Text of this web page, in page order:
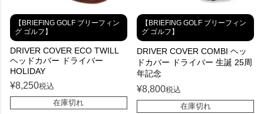
【BRIEFING GOLF ブリーフィン
グ ゴルフ】
DRIVER COVER ECO TWILL
ヘッドカバー ドライバー
HOLIDAY
¥8,250税込
在庫切れ
【BRIEFING GOLF ブリーフィン
グ ゴルフ】
DRIVER COVER COMBI ヘッ
ドカバー ドライバー 生誕 25周
年記念
¥8,800税込
在庫切れ